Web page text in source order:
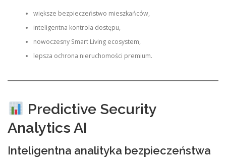
większe bezpieczeństwo mieszkańców,
inteligentna kontrola dostępu,
nowoczesny Smart Living ecosystem,
lepsza ochrona nieruchomości premium.
Predictive Security
Analytics AI
Inteligentna analityka bezpieczeństwa